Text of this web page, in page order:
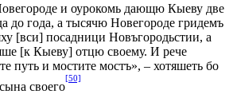
и оурокомь дающю Кыеву две
до года, а тысячю Новегороде гридемъ
[вси] посадници Новъгородьстии, а
[к Кыеву] отцю своему. И рече
путь и мостите мостъ», – хотяшеть бо
своего
[50]